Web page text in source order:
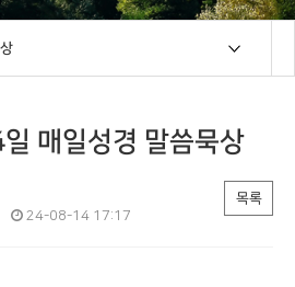
매일성경 말씀묵상
24-08-14 17:17
목록